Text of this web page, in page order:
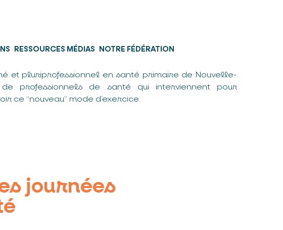
RESSOURCES MÉDIAS NOTRE FÉDÉRATION
et pluriprofessionnel en santé primaire de Nouvelle-
professionnels de santé qui interviennent pour
“nouveau” mode d’exercice.
journées